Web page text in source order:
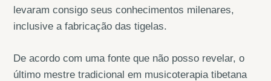
levaram consigo seus conhecimentos milenares,
inclusive a fabricação das tigelas.
De acordo com uma fonte que não posso revelar, o
último mestre tradicional em musicoterapia tibetana